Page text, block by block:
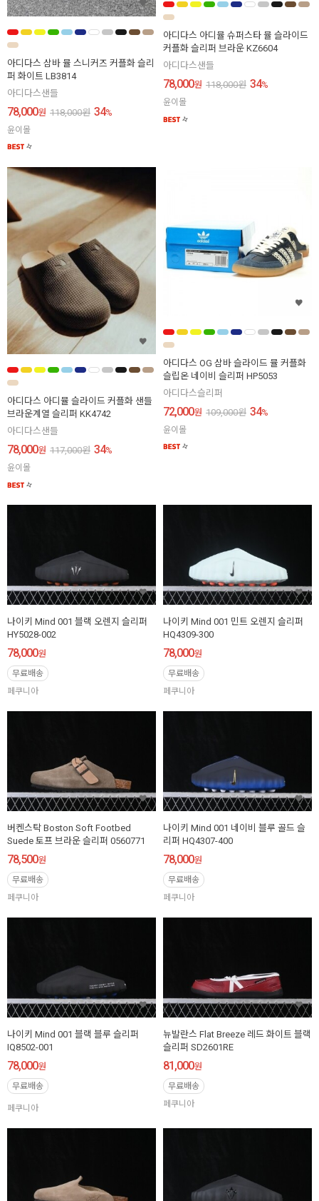
아디다스 삼바 뮬 스니커즈 커플화 슬리
퍼 화이트 LB3814
아디다스샌들
78,000원 118,000원 34%
윤이몰
아디다스 아디뮬 슈퍼스타 뮬 슬라이드
커플화 슬리퍼 브라운 KZ6604
아디다스샌들
78,000원 118,000원 34%
윤이몰
아디다스 아디뮬 슬라이드 커플화 샌들
브라운계열 슬리퍼 KK4742
아디다스샌들
78,000원 117,000원 34%
윤이몰
아디다스 OG 삼바 슬라이드 뮬 커플화
슬립온 네이비 슬리퍼 HP5053
아디다스슬리퍼
72,000원 109,000원 34%
윤이몰
나이키 Mind 001 블랙 오렌지 슬리퍼
HY5028-002
78,000원
무료배송
페쿠니아
나이키 Mind 001 민트 오렌지 슬리퍼
HQ4309-300
78,000원
무료배송
페쿠니아
버켄스탁 Boston Soft Footbed
Suede 토프 브라운 슬리퍼 0560771
78,500원
무료배송
페쿠니아
나이키 Mind 001 네이비 블루 골드 슬
리퍼 HQ4307-400
78,000원
무료배송
페쿠니아
나이키 Mind 001 블랙 블루 슬리퍼
IQ8502-001
78,000원
무료배송
페쿠니아
뉴발란스 Flat Breeze 레드 화이트 블랙
슬리퍼 SD2601RE
81,000원
무료배송
페쿠니아